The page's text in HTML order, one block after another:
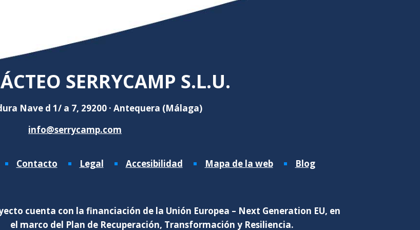
SERRYCAMP S.L.U.
Nave d 1/ a 7, 29200 · Antequera (Málaga)
info@serrycamp.com
Contacto Legal Accesibilidad Mapa de la web Blog
cuenta con la financiación de la Unión Europea – Next Generation EU, en
el marco del Plan de Recuperación, Transformación y Resiliencia.